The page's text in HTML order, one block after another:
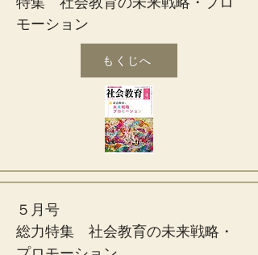
モーション
もくじへ
５月号
総力特集 社会教育の未来戦略・